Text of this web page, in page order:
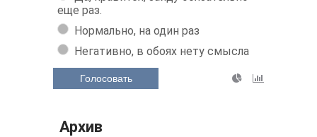
еще раз.
Нормально, на один раз
Негативно, в обоях нету смысла
Голосовать
Архив